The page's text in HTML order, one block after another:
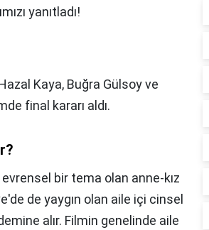
yanıtladı!
Kaya, Buğra Gülsoy ve
final kararı aldı.
evrensel bir tema olan anne-kız
de yaygın olan aile içi cinsel
alır. Filmin genelinde aile